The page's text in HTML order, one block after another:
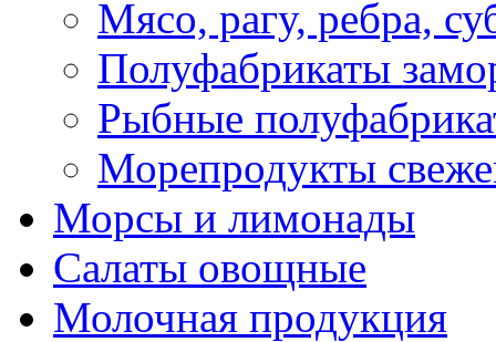
Мясо, рагу, ребра,
Полуфабрикаты
Рыбные
Морепродукты
Морсы и лимонады
Салаты овощные
Молочная продукция